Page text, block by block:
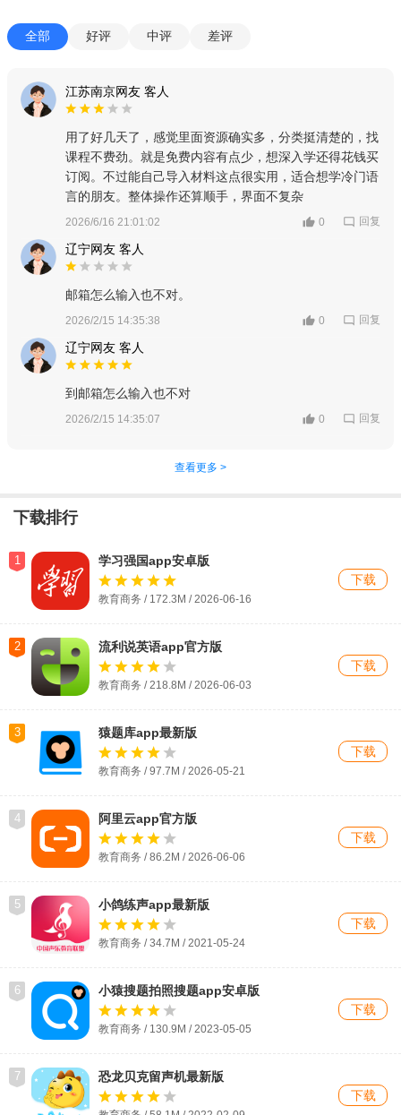
全部 好评 中评 差评
江苏南京网友 客人
用了好几天了，感觉里面资源确实多，分类挺清楚的，找
课程不费劲。就是免费内容有点少，想深入学还得花钱买
订阅。不过能自己导入材料这点很实用，适合想学冷门语
言的朋友。整体操作还算顺手，界面不复杂
2026/6/16 21:01:02 0 回复
辽宁网友 客人
邮箱怎么输入也不对。
2026/2/15 14:35:38 0 回复
辽宁网友 客人
到邮箱怎么输入也不对
2026/2/15 14:35:07 0 回复
查看更多 >
下载排行
1 学习强国app安卓版
教育商务 / 172.3M /2026-06-16
下载
2 流利说英语app官方版
教育商务 / 218.8M / 2026-06-03
下载
3 猿题库app最新版
教育商务 / 97.7M / 2026-05-21
下载
4 阿里云app官方版
教育商务 / 86.2M / 2026-06-06
下载
5 小鸽练声app最新版
教育商务 / 34.7M / 2021-05-24
下载
6 小猿搜题拍照搜题app安卓版
教育商务 / 130.9M / 2023-05-05
下载
7 恐龙贝克留声机最新版
下载